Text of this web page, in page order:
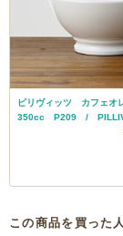
ピリヴィッツ カフェオ
350cc P209 /
この商品を買った